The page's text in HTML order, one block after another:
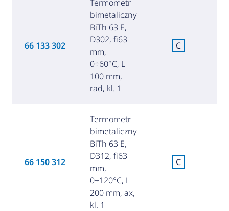
66 133 302
Termometr
bimetaliczny
BiTh 63 E,
D302, fi63
mm,
0÷60°C, L
100 mm,
rad, kl. 1
C
66 150 312
Termometr
bimetaliczny
BiTh 63 E,
D312, fi63
mm,
0÷120°C, L
200 mm, ax,
kl. 1
C